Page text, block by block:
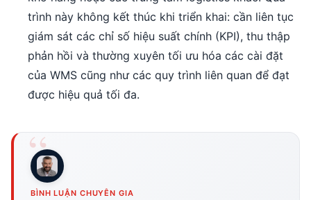
trình này không kết thúc khi triển khai: cần liên tục
giám sát các chỉ số hiệu suất chính (KPI), thu thập
phản hồi và thường xuyên tối ưu hóa các cài đặt
của WMS cũng như các quy trình liên quan để đạt
được hiệu quả tối đa.
BÌNH LUẬN CHUYÊN GIA